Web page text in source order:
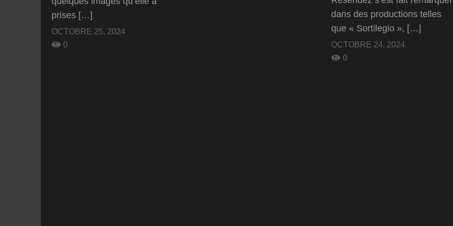
prises […]
OCTOBRE 25, 2024
0
dans des productions telles
que « Sortilegio », […]
OCTOBRE 24, 2024
0